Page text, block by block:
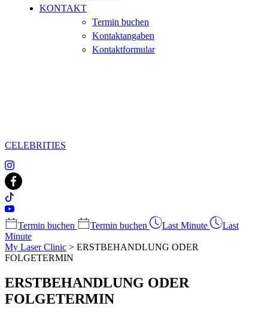
KONTAKT
Termin buchen
Kontaktangaben
Kontaktformular
CELEBRITIES
Termin buchen Termin buchen Last Minute
Last
Minute
My Laser Clinic > ERSTBEHANDLUNG ODER
FOLGETERMIN
ERSTBEHANDLUNG ODER
FOLGETERMIN